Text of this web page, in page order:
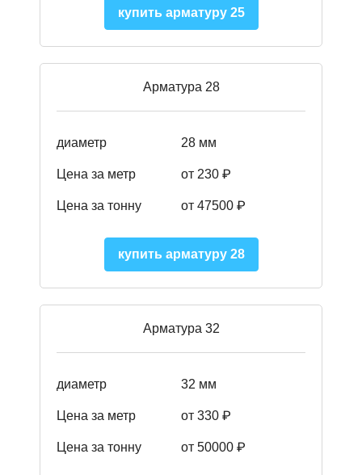
купить арматуру 25
Арматура 28
диаметр 28 мм
Цена за метр от 230 ₽
Цена за тонну от 47500 ₽
купить арматуру 28
Арматура 32
диаметр 32 мм
Цена за метр от 330 ₽
Цена за тонну от 50000 ₽